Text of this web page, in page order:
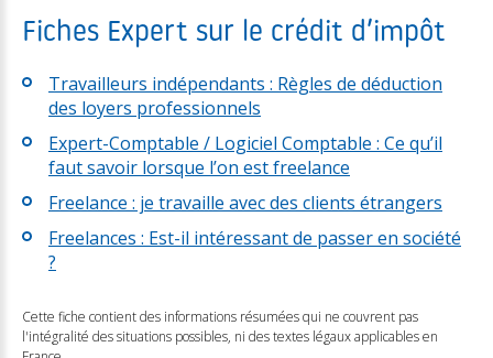
Fiches Expert sur le crédit d’impôt
Travailleurs indépendants : Règles de déduction
des loyers professionnels
Expert-Comptable / Logiciel Comptable : Ce qu’il
faut savoir lorsque l’on est freelance
Freelance : je travaille avec des clients étrangers
Freelances : Est-il intéressant de passer en société
?
Cette fiche contient des informations résumées qui ne couvrent pas
l'intégralité des situations possibles, ni des textes légaux applicables en